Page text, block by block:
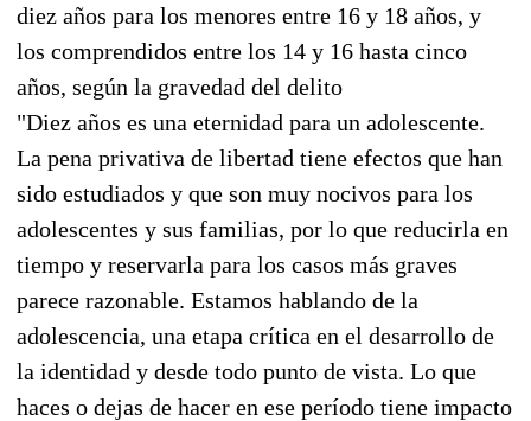
diez años para los menores entre 16 y 18 años, y
los comprendidos entre los 14 y 16 hasta cinco
años, según la gravedad del delito
"Diez años es una eternidad para un adolescente.
La pena privativa de libertad tiene efectos que han
sido estudiados y que son muy nocivos para los
adolescentes y sus familias, por lo que reducirla en
tiempo y reservarla para los casos más graves
parece razonable. Estamos hablando de la
adolescencia, una etapa crítica en el desarrollo de
la identidad y desde todo punto de vista. Lo que
haces o dejas de hacer en ese período tiene impacto